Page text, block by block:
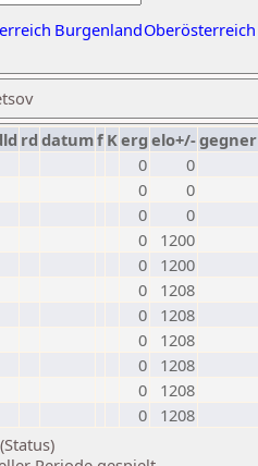
BurgenlandOberösterreich
rd datumf Kerg elo+/-gegner
0
0
0
0
0
0
0
1200
0
1200
0
1208
0
1208
0
1208
0
1208
0
1208
0
1208